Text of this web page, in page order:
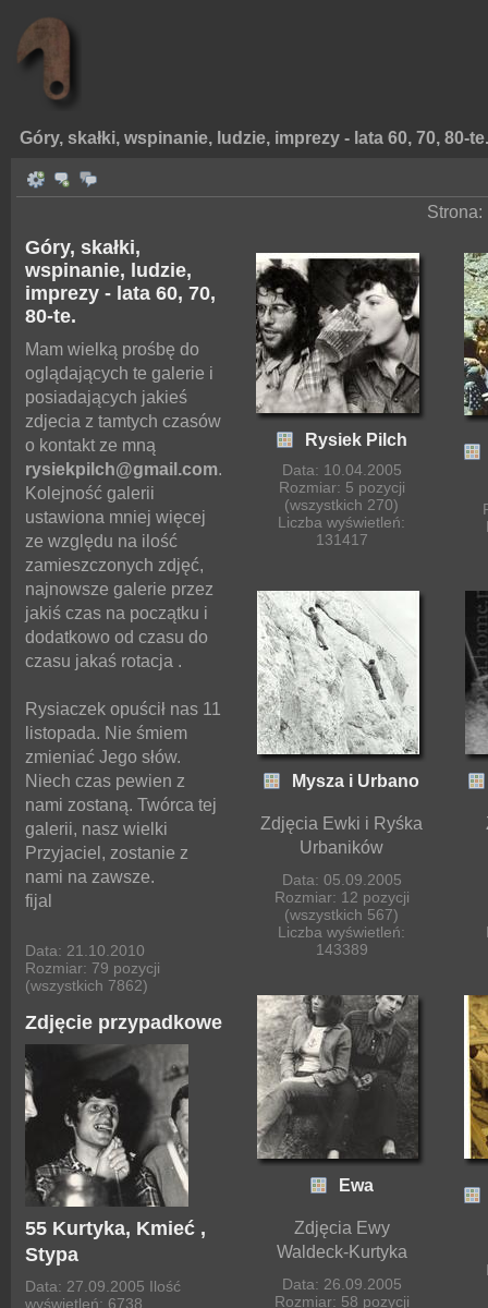
Góry, skałki, wspinanie, ludzie, imprezy - lata 60, 70, 80-te.
Strona:
Góry, skałki,
wspinanie, ludzie,
imprezy - lata 60, 70,
80-te.
Mam wielką prośbę do
oglądających te galerie i
posiadających jakieś
zdjecia z tamtych czasów
o kontakt ze mną
rysiekpilch@gmail.com.
Kolejność galerii
ustawiona mniej więcej
ze względu na ilość
zamieszczonych zdjęć,
najnowsze galerie przez
jakiś czas na początku i
dodatkowo od czasu do
czasu jakaś rotacja .
Rysiaczek opuścił nas 11
listopada. Nie śmiem
zmieniać Jego słów.
Niech czas pewien z
nami zostaną. Twórca tej
galerii, nasz wielki
Przyjaciel, zostanie z
nami na zawsze.
fijal
Data: 21.10.2010
Rozmiar: 79 pozycji
(wszystkich 7862)
Zdjęcie przypadkowe
55 Kurtyka, Kmieć ,
Stypa
Data: 27.09.2005 Ilość
wyświetleń: 6738
Rysiek Pilch
Data: 10.04.2005
Rozmiar: 5 pozycji
(wszystkich 270)
Liczba wyświetleń:
131417
Mysza i Urbano
Zdjęcia Ewki i Ryśka
Urbaników
Data: 05.09.2005
Rozmiar: 12 pozycji
(wszystkich 567)
Liczba wyświetleń:
143389
Ewa
Zdjęcia Ewy
Waldeck-Kurtyka
Data: 26.09.2005
Rozmiar: 58 pozycji